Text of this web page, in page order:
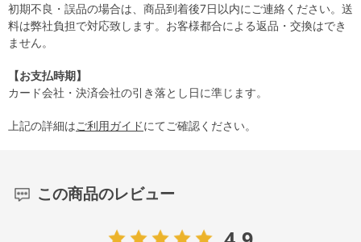
初期不良・誤品の場合は、商品到着後7日以内にご連絡ください。送
料は弊社負担で対応致します。お客様都合による返品・交換はでき
ません。
【お支払時期】
カード会社・決済会社の引き落とし日に準じます。
上記の詳細はご利用ガイドにてご確認ください。
この商品のレビュー